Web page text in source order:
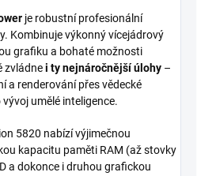
je robustní profesionální
Kombinuje výkonný vícejádrový
grafiku a bohaté možnosti
zvládnei ty nejnáročnější úlohy –
a renderování přes vědecké
umělé inteligence.
5820 nabízí výjimečnou
kapacitu paměti RAM (až stovky
a dokonce i druhou grafickou